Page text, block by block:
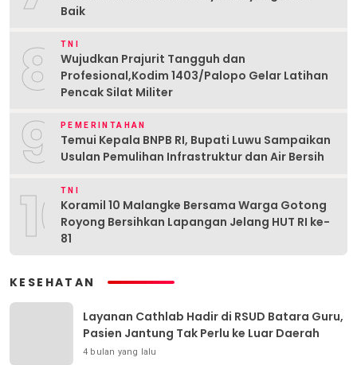
Baik
8 TNI
Wujudkan Prajurit Tangguh dan
Profesional,Kodim 1403/Palopo Gelar Latihan
Pencak Silat Militer
9 PEMERINTAHAN
Temui Kepala BNPB RI, Bupati Luwu Sampaikan
Usulan Pemulihan Infrastruktur dan Air Bersih
10
TNI
Koramil 10 Malangke Bersama Warga Gotong
Royong Bersihkan Lapangan Jelang HUT RI ke-
81
KESEHATAN
Layanan Cathlab Hadir di RSUD Batara Guru,
Pasien Jantung Tak Perlu ke Luar Daerah
4 bulan yang lalu